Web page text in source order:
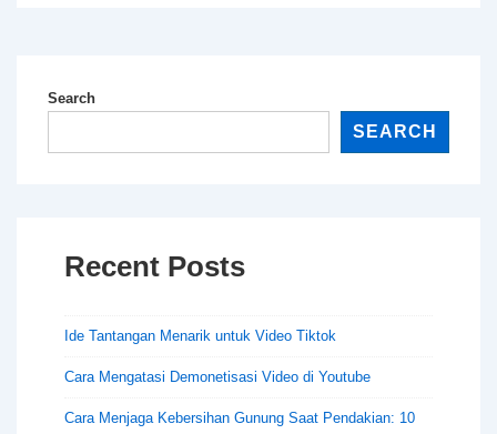
dengan
Search
SEARCH
Recent Posts
Ide Tantangan Menarik untuk Video Tiktok
Cara Mengatasi Demonetisasi Video di Youtube
Cara Menjaga Kebersihan Gunung Saat Pendakian: 10